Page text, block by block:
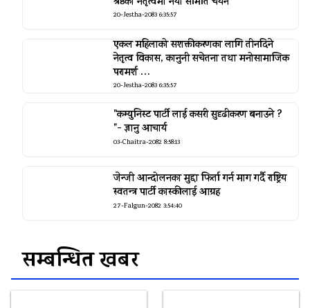
20-Jestha-2083 6:35:57
एकल महिलाको सशक्तीकरणका लागि तीनदिने
नेतृत्व विकास, कानुनी सचेतना तथा मनोसामाजिक
परामर्श …
20-Jestha-2083 6:35:57
"कम्युनिस्ट पार्टी लाई कसरी सुदृढीकरण बनाउने ?
"- ज्ञानु आचार्य
03-Chaitra-2082 8:58:13
जेन्जी आन्दोलनका मुद्दा फिर्ता गर्न माग गर्दै राष्ट्रिय
स्वतन्त्र पार्टी कास्कीलाई आग्रह
27-Falgun-2082 3:54:40
सम्बन्धित खबर